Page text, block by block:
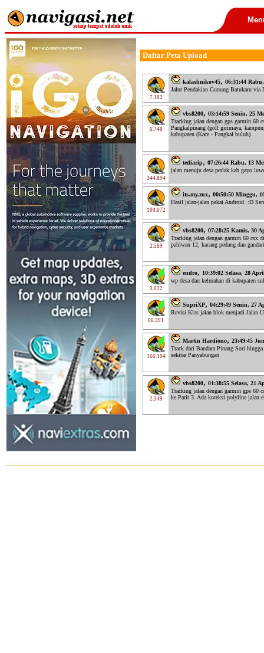
Daftar Peta Upload
7.182
kalashnikov45, 06:31:44
Jalur Pendakian Gunung Batukaru via
6.748
vbs8200, 03:14:59 Senin, 25
Tracking jalan dengan gps garmin 60
Pangkalpinang (golf girimaya,
kabupaten (Kace - Pangkal buluh).
344.894
tediarip, 07:26:44 Rabu, 13
jalan menuju desa perlak kab gayo
100.072
its.my.zux, 00:50:50 Minggu,
Hasil jalan-jalan pakai Android. :D
2.569
vbs8200, 07:28:25 Kamis, 30
Tracking jalan dengan garmin 60 csx
pahlwan 12, kacang pedang dan
3.022
endro, 10:39:02 Selasa, 28
wp desa dan kelurahan di kabupaten
66.391
SupriXP, 04:29:49 Senin, 27
Revisi Klas jalan blok menjadi Jalan
166.104
Martin Hardiono, 23:49:45
Track dari Bandara Pinang Sori
sekitar Panyabungan
2.349
vbs8200, 01:38:55 Selasa, 21
Tracking jalan dengan garmin gps 60
ke Parit 3. Ada koreksi polyline jalan